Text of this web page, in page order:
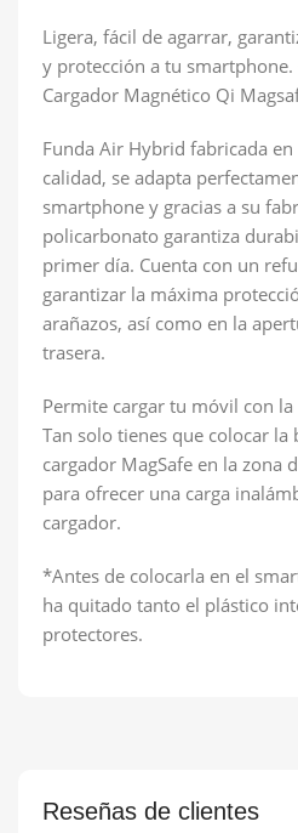
Ligera, fácil de agarrar,
y protección a tu
Cargador Magnético Qi
Funda Air Hybrid fabricada
calidad, se adapta
smartphone y gracias a su
policarbonato garantiza
primer día. Cuenta con un
garantizar la máxima
arañazos, así como en la
trasera.
Permite cargar tu móvil con
Tan solo tienes que colocar la
cargador MagSafe en la zona
para ofrecer una carga
cargador.
*Antes de colocarla en el
ha quitado tanto el plástico
protectores.
Reseñas de clientes